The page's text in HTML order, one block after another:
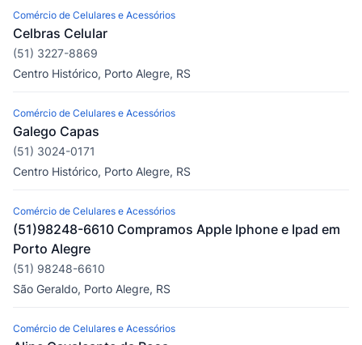
Comércio de Celulares e Acessórios
Celbras Celular
(51) 3227-8869
Centro Histórico, Porto Alegre, RS
Comércio de Celulares e Acessórios
Galego Capas
(51) 3024-0171
Centro Histórico, Porto Alegre, RS
Comércio de Celulares e Acessórios
(51)98248-6610 Compramos Apple Iphone e Ipad em
Porto Alegre
(51) 98248-6610
São Geraldo, Porto Alegre, RS
Comércio de Celulares e Acessórios